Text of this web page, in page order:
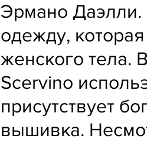
Эрмано
одежду,
женского тела.
Scervino
присутствует
вышивка.